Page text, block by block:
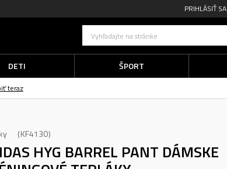
PRIHLÁSIŤ SA
Vyhľadajte na stránke
DETI ŠPORT
teraz
KF4130
HYG BARREL PANT DÁMSKE